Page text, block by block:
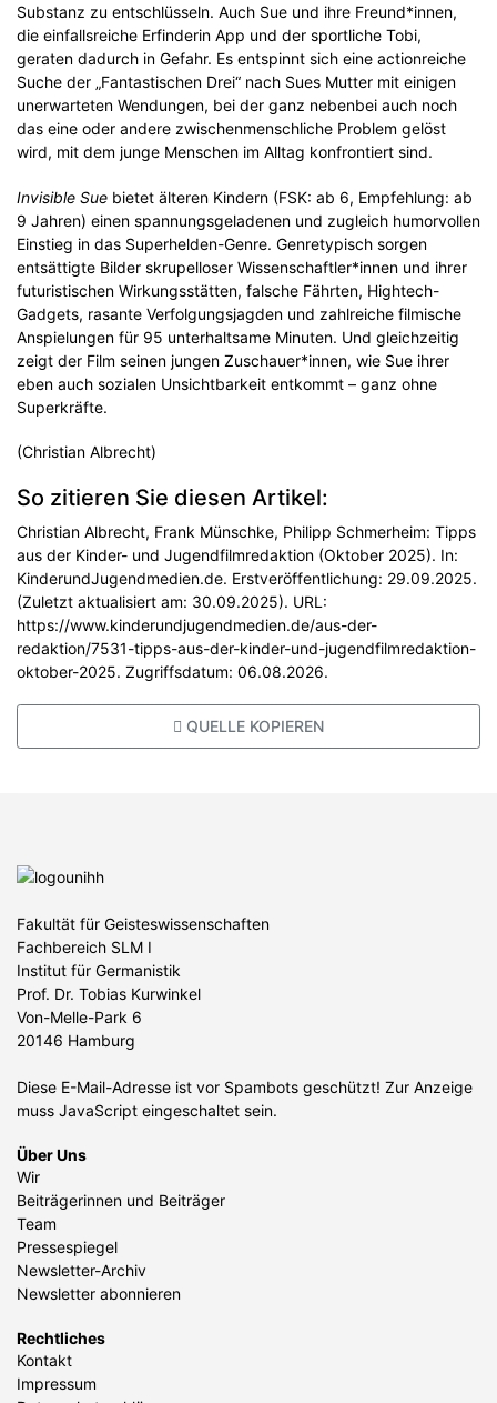
Substanz zu entschlüsseln. Auch Sue und ihre Freund*innen,
die einfallsreiche Erfinderin App und der sportliche Tobi,
geraten dadurch in Gefahr. Es entspinnt sich eine actionreiche
Suche der „Fantastischen Drei“ nach Sues Mutter mit einigen
unerwarteten Wendungen, bei der ganz nebenbei auch noch
das eine oder andere zwischenmenschliche Problem gelöst
wird, mit dem junge Menschen im Alltag konfrontiert sind.
Invisible Sue bietet älteren Kindern (FSK: ab 6, Empfehlung: ab
9 Jahren) einen spannungsgeladenen und zugleich humorvollen
Einstieg in das Superhelden-Genre. Genretypisch sorgen
entsättigte Bilder skrupelloser Wissenschaftler*innen und ihrer
futuristischen Wirkungsstätten, falsche Fährten, Hightech-
Gadgets, rasante Verfolgungsjagden und zahlreiche filmische
Anspielungen für 95 unterhaltsame Minuten. Und gleichzeitig
zeigt der Film seinen jungen Zuschauer*innen, wie Sue ihrer
eben auch sozialen Unsichtbarkeit entkommt – ganz ohne
Superkräfte.
(Christian Albrecht)
So zitieren Sie diesen Artikel:
Christian Albrecht, Frank Münschke, Philipp Schmerheim: Tipps
aus der Kinder- und Jugendfilmredaktion (Oktober 2025). In:
KinderundJugendmedien.de. Erstveröffentlichung: 29.09.2025.
(Zuletzt aktualisiert am: 30.09.2025). URL:
https://www.kinderundjugendmedien.de/aus-der-
redaktion/7531-tipps-aus-der-kinder-und-jugendfilmredaktion-
oktober-2025. Zugriffsdatum: 06.08.2026.
QUELLE KOPIEREN
Fakultät für Geisteswissenschaften
Fachbereich SLM I
Institut für Germanistik
Prof. Dr. Tobias Kurwinkel
Von-Melle-Park 6
20146 Hamburg
Diese E-Mail-Adresse ist vor Spambots geschützt! Zur Anzeige
muss JavaScript eingeschaltet sein.
Über Uns
Wir
Beiträgerinnen und Beiträger
Team
Pressespiegel
Newsletter-Archiv
Newsletter abonnieren
Rechtliches
Kontakt
Impressum